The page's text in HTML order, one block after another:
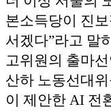
본소득당이 진
서겠다”라고 말
고위원의 출마
산하 노동선대
이 제안한 AI 전